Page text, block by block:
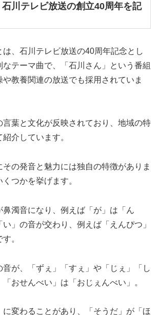
川テレビ放送の創立40周年を記
は、石川テレビ放送の40周年記念とし
なテーマ曲で、「石川さん」という番組
教養関連の放送でも採用されていま
言葉と文化が反映されており、地域の特
介しています。
の発音と魅力には独自の特徴がありま
つかを挙げます。
鼻濁音になり、例えば「が」は「ん
」の音が交わり、例えば「えんぴつ」
。
音が、「ずぇ」「すぇ」や「じぇ」「し
「おせんべい」は「おじぇんべい」。
に変わることがあり、「そうだ」が「ほ